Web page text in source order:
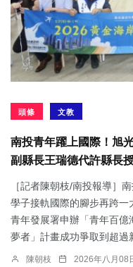
頭條 文教
南投青年躍上國際！旭
副縣長王瑞德代許縣長
［記者陳朝枝/南投報導］
學子接軌國際的腳步再跨一
青年發展署申辦「青年百億
夢者」計畫成功爭取到超過
陳朝枝 2026年八月08